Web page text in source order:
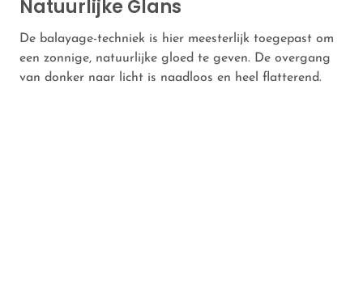
Natuurlijke Glans
De balayage-techniek is hier meesterlijk toegepast om
een zonnige, natuurlijke gloed te geven. De overgang
van donker naar licht is naadloos en heel flatterend.